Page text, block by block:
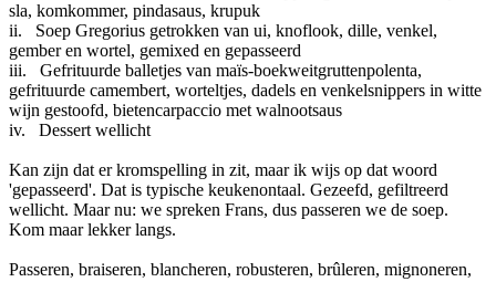
sla, komkommer, pindasaus, krupuk
ii. Soep Gregorius getrokken van ui, knoflook, dille, venkel,
gember en wortel, gemixed en gepasseerd
iii. Gefrituurde balletjes van maïs-boekweitgruttenpolenta,
gefrituurde camembert, worteltjes, dadels en venkelsnippers in witte
wijn gestoofd, bietencarpaccio met walnootsaus
iv. Dessert wellicht
Kan zijn dat er kromspelling in zit, maar ik wijs op dat woord
'gepasseerd'. Dat is typische keukenontaal. Gezeefd, gefiltreerd
wellicht. Maar nu: we spreken Frans, dus passeren we de soep.
Kom maar lekker langs.
Passeren, braiseren, blancheren, robusteren, brûleren, mignoneren,